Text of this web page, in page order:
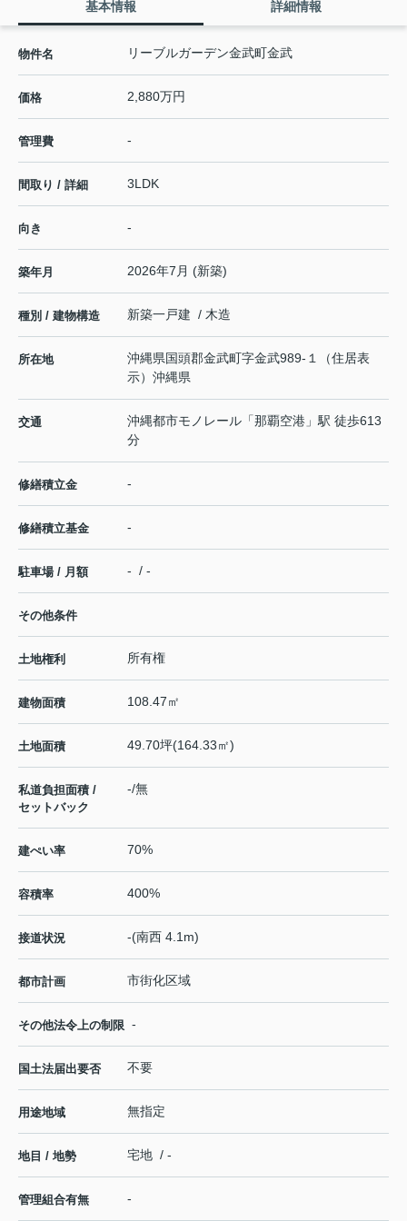
基本情報 詳細情報
物件名 リーブルガーデン金武町金武
価格 2,880万円
管理費 -
間取り / 詳細 3LDK
向き -
築年月 2026年7月 (新築)
種別 / 建物構造 新築一戸建 / 木造
所在地 沖縄県国頭郡金武町字金武989-１（住居表
示）沖縄県
交通 沖縄都市モノレール 「那覇空港 」駅 徒歩613
分
修繕積立金 -
修繕積立基金 -
駐車場 / 月額 - / -
その他条件
土地権利 所有権
建物面積 108.47㎡
土地面積 49.70坪(164.33㎡)
私道負担面積 /
セットバック
-/無
建ぺい率 70%
容積率 400%
接道状況 -(南西 4.1m)
都市計画 市街化区域
その他法令上の制限 -
国土法届出要否 不要
用途地域 無指定
地目 / 地勢 宅地 / -
管理組合有無 -